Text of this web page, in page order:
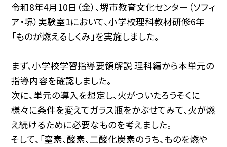
令和8年4月10日（金）、堺市教育文化センター（ソフィ
ア・堺）実験室1において、小学校理科教材研修6年
「ものが燃えるしくみ」を実施しました。
まず、小学校学習指導要領解説 理科編から本単元の
指導内容を確認しました。
次に、単元の導入を想定し、火がついたろうそくに
様々に条件を変えてガラス瓶をかぶせてみて、火が燃
え続けるために必要なものを考えました。
そして、「窒素、酸素、二酸化炭素のうち、ものを燃や